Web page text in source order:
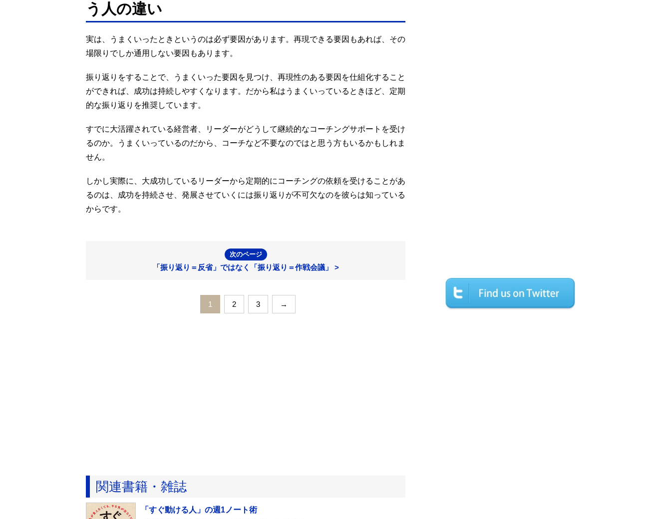
う人の違い
実は、うまくいったときというのは必ず要因があります。再現できる要因もあれば、その
場限りでしか通用しない要因もあります。
振り返りをすることで、うまくいった要因を見つけ、再現性のある要因を仕組化すること
ができれば、成功は持続しやすくなります。だから私はうまくいっているときほど、定期
的な振り返りを推奨しています。
すでに大活躍されている経営者、リーダーがどうして継続的なコーチングサポートを受け
るのか。うまくいっているのだから、コーチなど不要なのではと思う方もいるかもしれま
せん。
しかし実際に、大成功しているリーダーから定期的にコーチングの依頼を受けることがあ
るのは、成功を持続させ、発展させていくには振り返りが不可欠なのを彼らは知っている
からです。
次のページ
「振り返り＝反省」ではなく「振り返り＝作戦会議」 >
1 2 3 →
関連書籍・雑誌
「すぐ動ける人」の週1ノート術